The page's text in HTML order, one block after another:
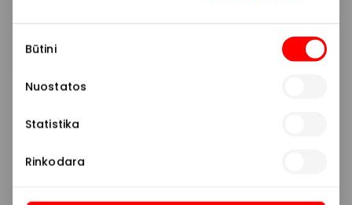
pasirinkimas
Būtini
Nuostatos
Statistika
Rinkodara